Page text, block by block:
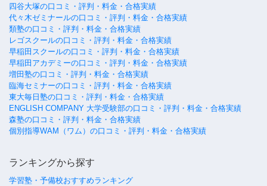
四谷大塚の口コミ・評判・料金・合格実績
代々木ゼミナールの口コミ・評判・料金・合格実績
類塾の口コミ・評判・料金・合格実績
レゴスクールの口コミ・評判・料金・合格実績
早稲田スクールの口コミ・評判・料金・合格実績
早稲田アカデミーの口コミ・評判・料金・合格実績
増田塾の口コミ・評判・料金・合格実績
臨海セミナーの口コミ・評判・料金・合格実績
東大毎日塾の口コミ・評判・料金・合格実績
ENGLISH COMPANY 大学受験部の口コミ・評判・料金・合格実績
森塾の口コミ・評判・料金・合格実績
個別指導WAM（ワム）の口コミ・評判・料金・合格実績
ランキングから探す
学習塾・予備校おすすめランキング